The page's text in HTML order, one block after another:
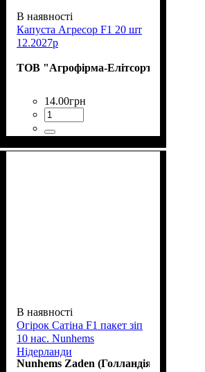
В наявності
Капуста Агресор F1 20 шт
12.2027р
ТОВ "Агрофірма-Елітсортнасіння"
14.00грн
В наявності
Огірок Сатіна F1 пакет зіп
10 нас. Nunhems
Нідерланди
Nunhems Zaden (Голландія)